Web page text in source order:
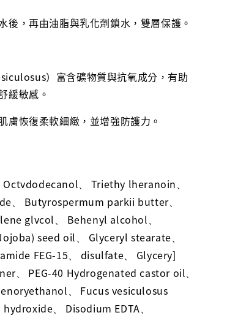
後，再由油脂與乳化劑鎖水，雙層保護。
）富含礦物質與抗氧成分，有助
緩敏感。
膚恢復柔軟細緻，並增強防護力。
Octvdodecanol、 Triethy lheranoin、
、 Butyrospermum parkii butter、
glvcol、 Behenyl alcohol、
seed oil、 Glyceryl stearate、
FEG-15、 disulfate、
Glycery]
、 PEG-40 Hydrogenated castor oil、
、
Fucus vesiculosus
hydroxide、 Disodium EDTA、